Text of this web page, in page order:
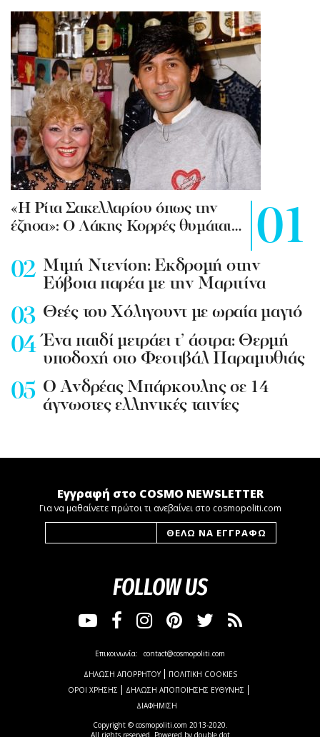
«Η Ρίτα Σακελλαρίου όπως την
έζησα»: Ο Λάκης Κορρές θυμάται…
Mιμή Ντενίση: Εκδρομή στην
Εύβοια παρέα με την Μαριτίνα
Θεές του Χόλιγουντ με ωραία μαγιό
Ένα παιδί μετράει τ’ άστρα: Θερμή
υποδοχή στο Φεστιβάλ Παραμυθιάς
Ο Ανδρέας Μπάρκουλης σε 14
άγνωστες ελληνικές ταινίες
Εγγραφή στο COSMO NEWSLETTER
Για να μαθαίνετε πρώτοι τι ανεβαίνει στο cosmopoliti.com
FOLLOW US
Copyright © cosmopoliti.com 2013-2020.
All rights reserved. Powered by double dot
Επικοινωνία: contact@cosmopoliti.com
ΔΗΛΩΣΗ ΑΠΟΡΡΗΤΟΥ
ΠΟΛΙΤΙΚΗ COOKIES
ΟΡΟΙ ΧΡΗΣΗΣ
ΔΗΛΩΣΗ ΑΠΟΠΟΙΗΣΗΣ ΕΥΘΥΝΗΣ
ΔΙΑΦΗΜΙΣΗ